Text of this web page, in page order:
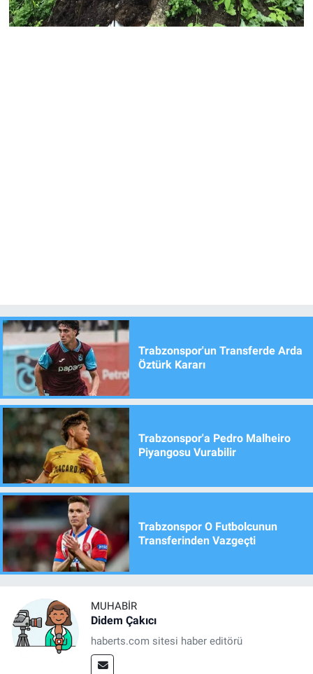
Trabzonspor'un Transferde Arda
Öztürk Kararı
Trabzonspor'a Pedro Malheiro
Piyangosu Vurabilir
Trabzonspor O Futbolcunun
Transferinden Vazgeçti
MUHABIR
Didem Çakıcı
haberts.com sitesi haber editörü